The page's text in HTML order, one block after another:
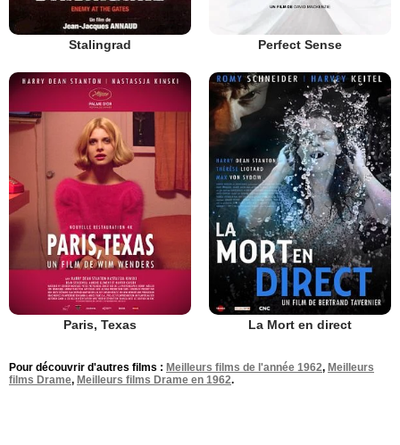
Stalingrad Perfect Sense
Paris, Texas La Mort en direct
Pour découvrir d'autres films : Meilleurs films de l'année 1962, Meilleurs
films Drame, Meilleurs films Drame en 1962.